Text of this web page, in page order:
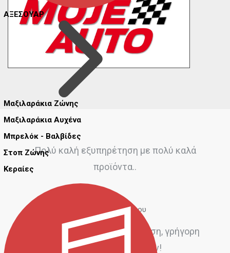
ΑΞΕΣΟΥΑΡ
Μαξιλαράκια Ζώνης
Μαξιλαράκια Αυχένα
Μπρελόκ - Βαλβίδες
Στοπ Ζώνης
Κεραίες
Πολύ καλή εξυπηρέτηση με πολύ καλά
προϊόντα..
Αντώνης Μιόγλου
Φιλική και άμεση εξυπηρέτηση, γρήγορη
αποστολή προϊόντων!